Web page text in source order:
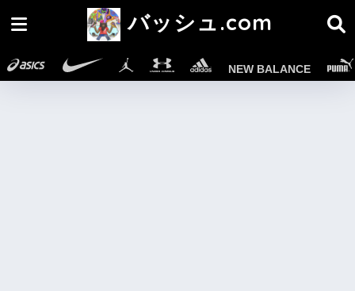
バッシュ.com
NEW BALANCE